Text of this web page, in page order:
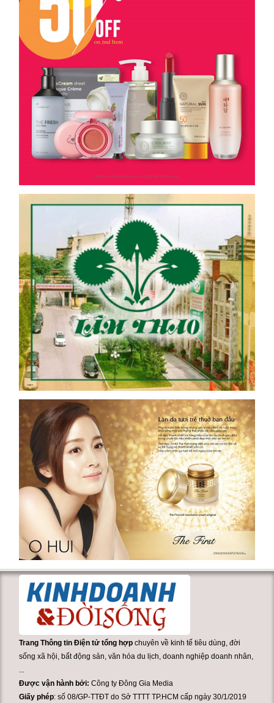
Trang Thông tin Điện tử tổng hợp chuyên về kinh tế tiêu dùng, đời
sống xã hội, bất động sản, văn hóa du lịch, doanh nghiệp doanh nhân,
...
Được vận hành bởi:Công ty Đông Gia Media
Giấy phép: số 08/GP-TTĐT do Sở TTTT TP.HCM cấp ngày 30/1/2019